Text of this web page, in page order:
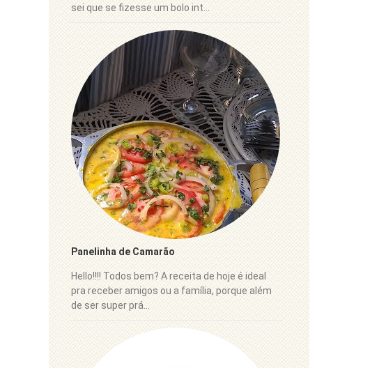
sei que se fizesse um bolo int...
Panelinha de Camarão
Hello!!!! Todos bem? A receita de hoje é ideal
pra receber amigos ou a família, porque além
de ser super prá...